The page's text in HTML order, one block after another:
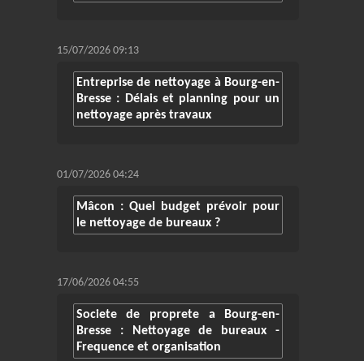
15/07/2026 09:13
Entreprise de nettoyage à Bourg-en-
Bresse : Délais et planning pour un
nettoyage après travaux
01/07/2026 04:24
Mâcon : Quel budget prévoir pour
le nettoyage de bureaux ?
17/06/2026 04:55
Societe de proprete a Bourg-en-
Bresse : Nettoyage de bureaux -
Frequence et organisation